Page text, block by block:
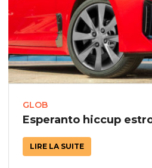
GLOB
Esperanto hiccup
LIRE LA SUITE